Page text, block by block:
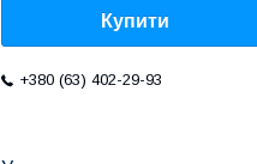
Купити
+380 (63) 402-29-93